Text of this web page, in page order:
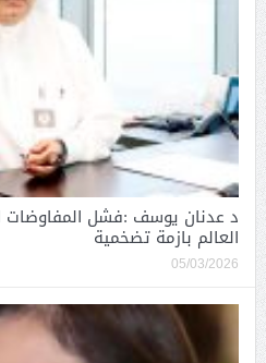
د عدنان يوسف :فشل المفاوضات
العالم بازمة تضخمية
05/03/2026